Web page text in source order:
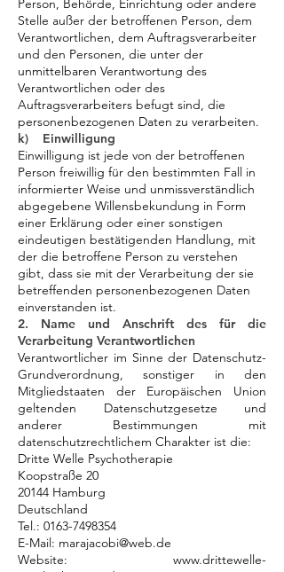
Person, Behörde, Einrichtung oder andere
Stelle außer der betroffenen Person, dem
Verantwortlichen, dem Auftragsverarbeiter
und den Personen, die unter der
unmittelbaren Verantwortung des
Verantwortlichen oder des
Auftragsverarbeiters befugt sind, die
personenbezogenen Daten zu verarbeiten.
k) Einwilligung
Einwilligung ist jede von der betroffenen
Person freiwillig für den bestimmten Fall in
informierter Weise und unmissverständlich
abgegebene Willensbekundung in Form
einer Erklärung oder einer sonstigen
eindeutigen bestätigenden Handlung, mit
der die betroffene Person zu verstehen
gibt, dass sie mit der Verarbeitung der sie
betreffenden personenbezogenen Daten
einverstanden ist.
2. Name und Anschrift des für die
Verarbeitung Verantwortlichen
Verantwortlicher im Sinne der Datenschutz-
Grundverordnung, sonstiger in den
Mitgliedstaaten der Europäischen Union
geltenden Datenschutzgesetze und
anderer Bestimmungen mit
datenschutzrechtlichem Charakter ist die:
Dritte Welle Psychotherapie
Koopstraße 20
20144 Hamburg
Deutschland
Tel.: 0163-7498354
E-Mail: marajacobi@web.de
Website: www.drittewelle-